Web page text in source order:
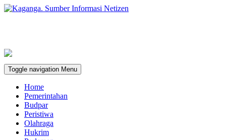
Toggle navigation Menu
Home
Pemerintahan
Budpar
Peristiwa
Olahraga
Hukrim